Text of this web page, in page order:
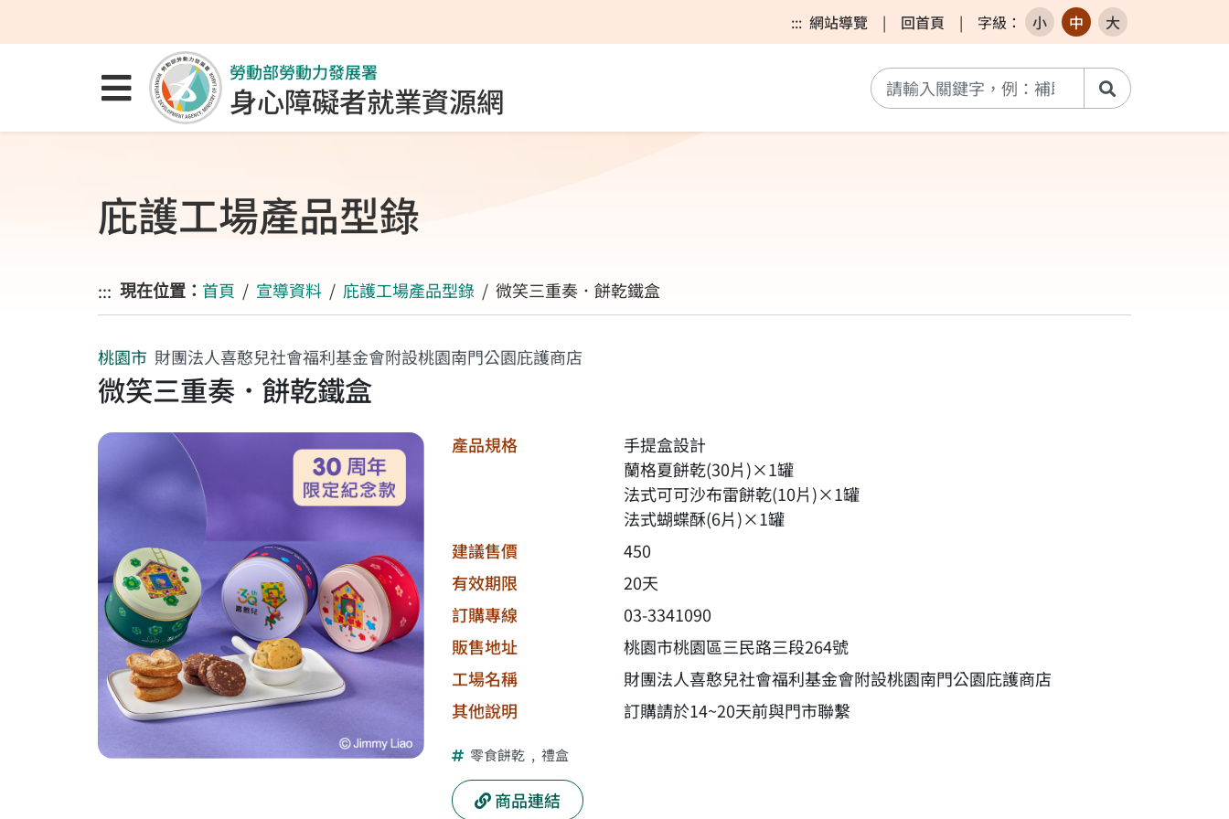
::: 網站導覽 | 回首頁 | 字級 ： 小 中 大
點選開啟選單
勞動部勞動力發展署
身心障礙者就業資源網 搜尋
庇護工場產品型錄
::: 現在位置： 首頁 宣導資料 庇護工場產品型錄 微笑三重奏．餅乾鐵盒
桃園市 財團法人喜憨兒社會福利基金會附設桃園南門公園庇護商店
微笑三重奏．餅乾鐵盒
產品規格
手提盒設計
蘭格夏餅乾(30片)×1罐
法式可可沙布雷餅乾(10片)×1罐
法式蝴蝶酥(6片)×1罐
建議售價
450
有效期限
20天
訂購專線
03-3341090
販售地址
桃園市桃園區三民路三段264號
工場名稱
財團法人喜憨兒社會福利基金會附設桃園南門公園庇護商店
其他說明
訂購請於14~20天前與門市聯繫
零食餅乾 , 禮盒
商品連結